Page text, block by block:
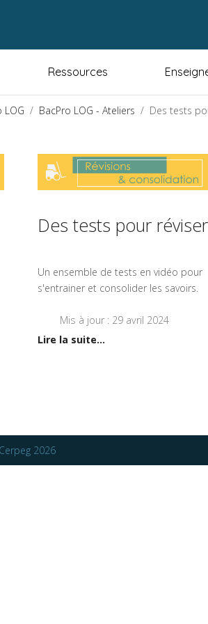
Ressources
LOG BacPro LOG - Ateliers Des tests
Des tests pour réviser
Un ensemble de tests en vidéo pour
s'entrainer et consolider les savoirs.
Mis à jour : 29 avril 2024
Lire la suite...
2026